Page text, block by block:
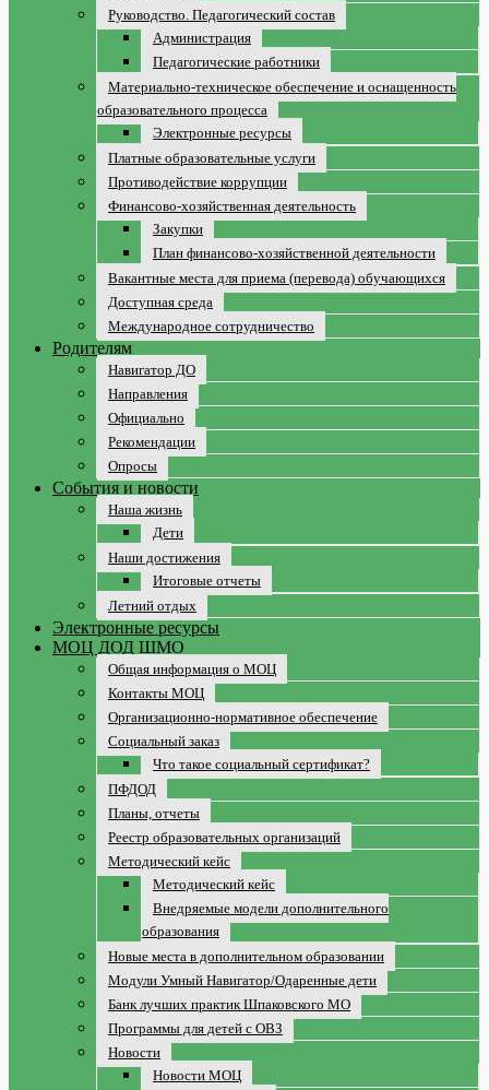
Руководство. Педагогический состав
Администрация
Педагогические работники
Материально-техническое обеспечение и оснащенность
образовательного процесса
Электронные ресурсы
Платные образовательные услуги
Противодействие коррупции
Финансово-хозяйственная деятельность
Закупки
План финансово-хозяйственной деятельности
Вакантные места для приема (перевода) обучающихся
Доступная среда
Международное сотрудничество
Родителям
Навигатор ДО
Направления
Официально
Рекомендации
Опросы
События и новости
Наша жизнь
Дети
Наши достижения
Итоговые отчеты
Летний отдых
Электронные ресурсы
МОЦ ДОД ШМО
Общая информация о МОЦ
Контакты МОЦ
Организационно-нормативное обеспечение
Социальный заказ
Что такое социальный сертификат?
ПФДОД
Планы, отчеты
Реестр образовательных организаций
Методический кейс
Методический кейс
Внедряемые модели дополнительного
образования
Новые места в дополнительном образовании
Модули Умный Навигатор/Одаренные дети
Банк лучших практик Шпаковского МО
Программы для детей с ОВЗ
Новости
Новости МОЦ